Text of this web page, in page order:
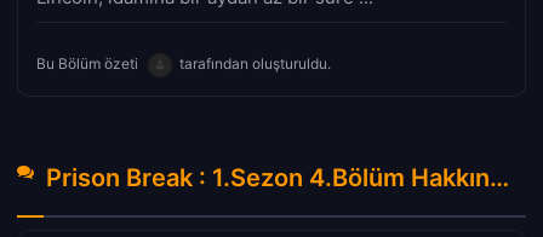
Bu Bölüm özeti tarafından oluşturuldu.
Prison Break : 1.Sezon 4.Bölüm Hakkında Yorumlar